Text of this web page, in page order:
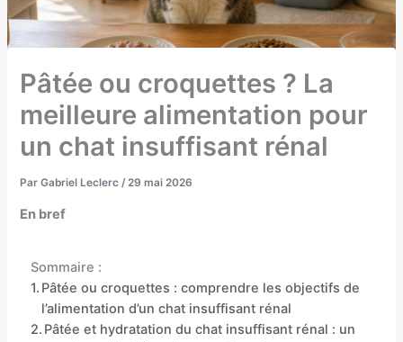
Pâtée ou croquettes ? La
meilleure alimentation pour
un chat insuffisant rénal
ParGabriel Leclerc /29 mai 2026
En bref
Sommaire :
Pâtée ou croquettes : comprendre les objectifs de
l’alimentation d’un chat insuffisant rénal
Pâtée et hydratation du chat insuffisant rénal : un